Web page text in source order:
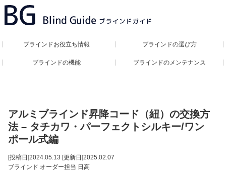
ブラインドお役立ち情報 ブラインドの選び方
ブラインドの機能 ブラインドのメンテナンス
アルミブラインド昇降コード（紐）の交換方
法 – タチカワ・パーフェクトシルキー/ワン
ポール式編
[投稿日]2024.05.13 [更新日]2025.02.07
ブラインド オーダー担当 日高